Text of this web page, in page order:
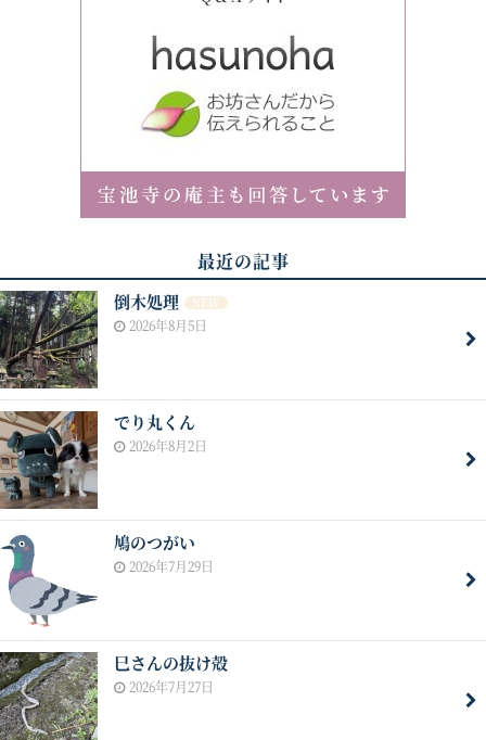
最近の記事
倒木処理 NEW
2026年8月5日
でり丸くん
2026年8月2日
鳩のつがい
2026年7月29日
巳さんの抜け殻
2026年7月27日